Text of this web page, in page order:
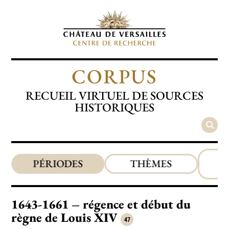
CORPUS
RECUEIL VIRTUEL DE SOURCES
HISTORIQUES
PÉRIODES THÈMES
1643-1661 – régence et début du
règne de Louis XIV 47